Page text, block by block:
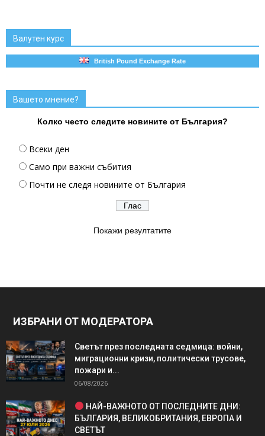
Валутен курс
British Pound Exchange Rate
Вашето мнение?
Колко често следите новините от България?
Всеки ден
Само при важни събития
Почти не следя новините от България
Покажи резултатите
ИЗБРАНИ ОТ МОДЕРАТОРА
Светът през последната седмица: войни,
миграционни кризи, политически трусове,
пожари и...
06/08/2026
НАЙ-ВАЖНОТО ОТ ПОСЛЕДНИТЕ ДНИ:
БЪЛГАРИЯ, ВЕЛИКОБРИТАНИЯ, ЕВРОПА И
СВЕТЪТ